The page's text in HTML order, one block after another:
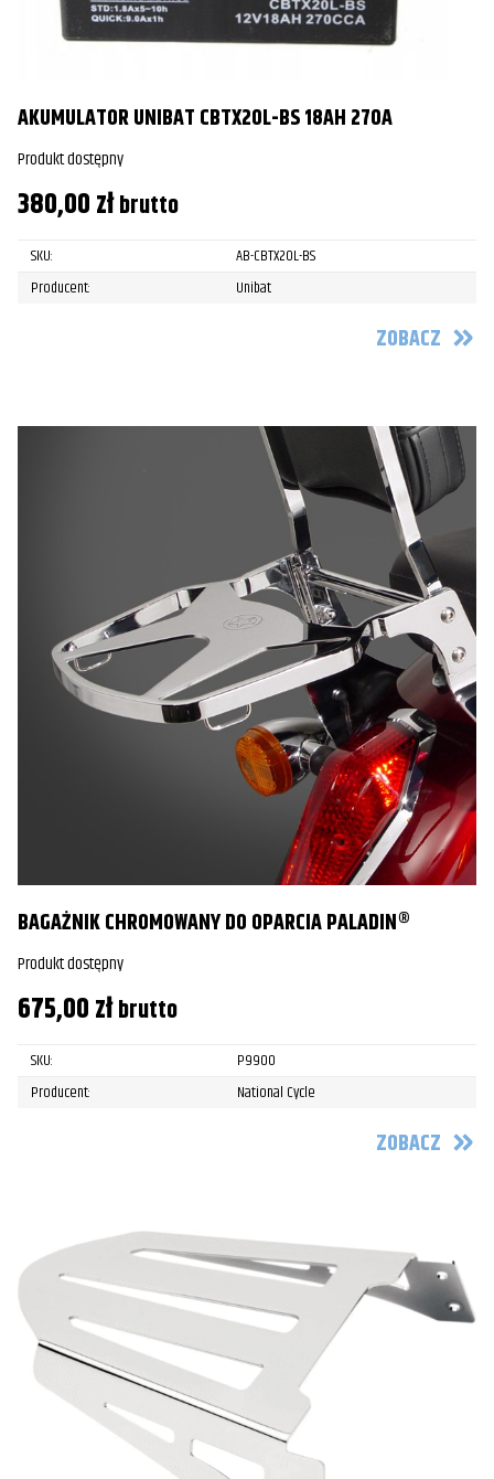
AKUMULATOR UNIBAT CBTX20L-BS 18AH 270A
Produkt dostępny
380,00złbrutto
SKU:
AB-CBTX20L-BS
Producent:
Unibat
ZOBACZ
BAGAŻNIK CHROMOWANY DO OPARCIA PALADIN®
Produkt dostępny
675,00złbrutto
SKU:
P9900
Producent:
National Cycle
ZOBACZ